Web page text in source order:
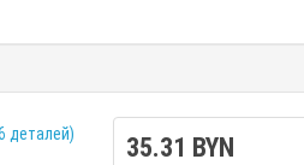
35.31 BYN